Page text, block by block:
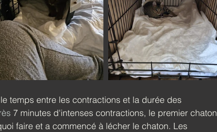
temps entre les contractions et la durée des
7 minutes d'intenses contractions, le premier chaton
faire et a commencé à lécher le chaton. Les